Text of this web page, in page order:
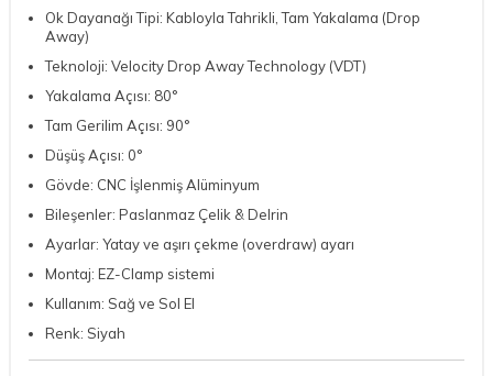
Ok Dayanağı Tipi: Kabloyla Tahrikli, Tam Yakalama (Drop
Away)
Teknoloji: Velocity Drop Away Technology (VDT)
Yakalama Açısı: 80°
Tam Gerilim Açısı: 90°
Düşüş Açısı: 0°
Gövde: CNC İşlenmiş Alüminyum
Bileşenler: Paslanmaz Çelik & Delrin
Ayarlar: Yatay ve aşırı çekme (overdraw) ayarı
Montaj: EZ-Clamp sistemi
Kullanım: Sağ ve Sol El
Renk: Siyah